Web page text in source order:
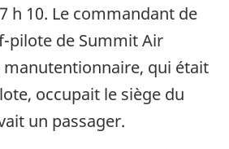
h 10. Le commandant de
pilote de Summit Air
manutentionnaire, qui était
occupait le siège du
un passager.